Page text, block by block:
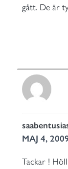
gått. De är
MAJ 4,
Tackar !